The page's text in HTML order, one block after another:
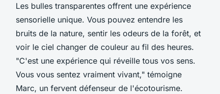
Les bulles transparentes offrent une expérience
sensorielle unique. Vous pouvez entendre les
bruits de la nature, sentir les odeurs de la forêt, et
voir le ciel changer de couleur au fil des heures.
"C'est une expérience qui réveille tous vos sens.
Vous vous sentez vraiment vivant," témoigne
Marc, un fervent défenseur de l'écotourisme.